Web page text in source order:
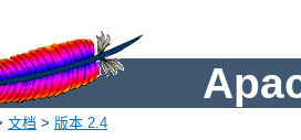
文档 > 版本 2.4